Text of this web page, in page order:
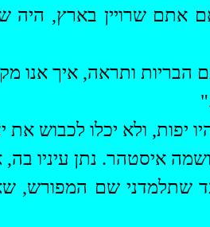
אם אתםשרויין בארץ, היה
הבריות ותראה, איך אנו
יפות, ולא יכלו לכבוש את
איסטהר. נתן עיניו
שתלמדני שם המפורש,